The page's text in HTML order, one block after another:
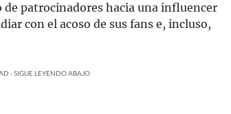
de patrocinadores hacia una influencer
con el acoso de sus fans e, incluso,
- SIGUE LEYENDO ABAJO